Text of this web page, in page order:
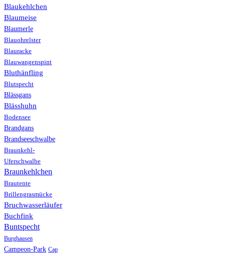
Blaukehlchen
Blaumeise
Blaumerle
Blauohrelster
Blauracke
Blauwangenspint
Bluthänfling
Blutspecht
Blässgans
Blässhuhn
Bodensee
Brandgans
Brandseeschwalbe
Braunkehl-
Uferschwalbe
Braunkehlchen
Brautente
Brillengrasmücke
Bruchwasserläufer
Buchfink
Buntspecht
Burghausen
Campeon-Park Cap